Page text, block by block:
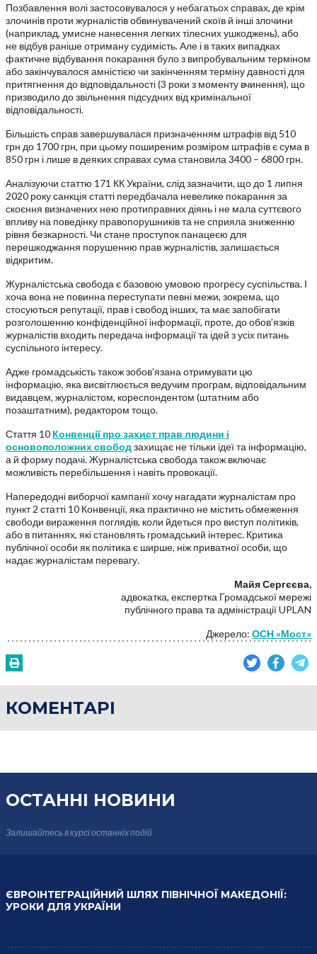
Позбавлення волі застосовувалося у небагатьох справах, де крім
злочинів проти журналістів обвинувачений скоїв й інші злочини
(наприклад, умисне нанесення легких тілесних ушкоджень), або
не відбув раніше отриману судимість. Але і в таких випадках
фактичне відбування покарання було з випробувальним терміном
або закінчувалося амністією чи закінченням терміну давності для
притягнення до відповідальності (3 роки з моменту вчинення), що
призводило до звільнення підсудних від кримінальної
відповідальності.
Більшість справ завершувалася призначенням штрафів від 510
грн до 1700 грн, при цьому поширеним розміром штрафів є сума в
850 грн і лише в деяких справах сума становила 3400 – 6800 грн.
Аналізуючи статтю 171 КК України, слід зазначити, що до 1 липня
2020 року санкція статті передбачала невелике покарання за
скоєння визначених нею протиправних діянь і не мала суттєвого
впливу на поведінку правопорушників та не сприяла зниженню
рівня безкарності. Чи стане проступок панацеєю для
перешкоджання порушенню прав журналістів, залишається
відкритим.
Журналістська свобода є базовою умовою прогресу суспільства. І
хоча вона не повинна переступати певні межи, зокрема, що
стосуються репутації, прав і свобод інших, та має запобігати
розголошенню конфіденційної інформації, проте, до обов’язків
журналістів входить передача інформації та ідей з усіх питань
суспільного інтересу.
Адже громадськість також зобов’язана отримувати цю
інформацію, яка висвітлюється ведучим програм, відповідальним
видавцем, журналістом, кореспондентом (штатним або
позаштатним), редактором тощо.
Стаття 10 Конвенції про захист прав людини і
основоположних свободзахищає не тільки ідеї та інформацію,
а й форму подачі. Журналістська свобода також включає
можливість перебільшення і навіть провокації.
Напередодні виборчої кампанії хочу нагадати журналістам про
пункт 2 статті 10 Конвенції, яка практично не містить обмеження
свободи вираження поглядів, коли йдеться про виступ політиків,
або в питаннях, які становлять громадський інтерес. Критика
публічної особи як політика є ширше, ніж приватної особи, що
надає журналістам перевагу.
Майя Сергєєва,
адвокатка, експертка Громадської мережі
публічного права та адміністрації UPLAN
Джерело: ОСН «Мост»
КОМЕНТАРІ
ОСТАННІ НОВИНИ
Залишайтесь в курсіостанніх подій
ЄВРОІНТЕГРАЦІЙНИЙ ШЛЯХ ПІВНІЧНОЇ МАКЕДОНІЇ:
УРОКИ ДЛЯ УКРАЇНИ